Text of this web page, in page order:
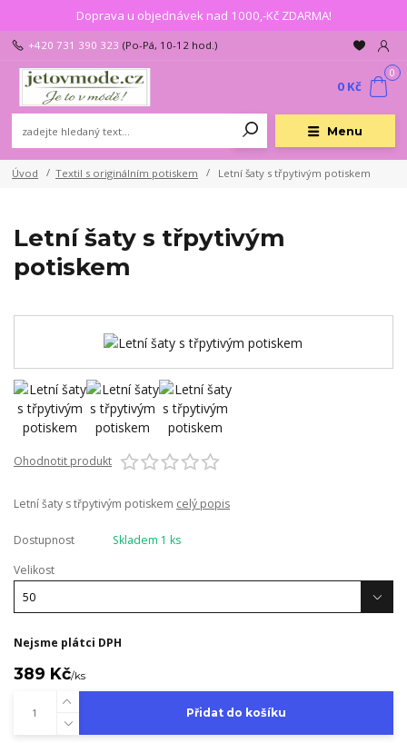
Doprava u objednávek nad 1000,-Kč ZDARMA!
Menu
+420 731 390 323 (Po-Pá, 10-12 hod.)
0
0 Kč
Úvod Textil s originálním potiskem Letní šaty s třpytivým potiskem
Letní šaty s třpytivým
potiskem
Ohodnotit produkt
Letní šaty s třpytivým potiskem celý popis
Dostupnost
Skladem 1 ks
Velikost
Nejsme plátci DPH
389 Kč/ks
Přidat do košíku